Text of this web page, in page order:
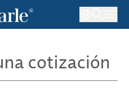
cotización